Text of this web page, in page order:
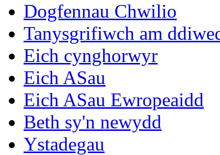
Dogfennau Chwilio
Tanysgrifiwch am
Eich cynghorwyr
Eich ASau
Eich ASau Ewropeaidd
Beth sy'n newydd
Ystadegau